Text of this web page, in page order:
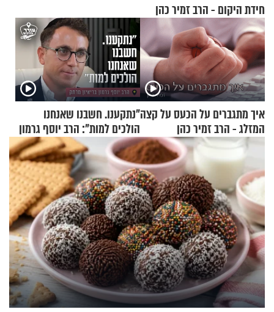
חידת היקום - הרב זמיר כהן
איך מתגברים על הכעס על קצה
המזלג - הרב זמיר כהן
"נתקענו. חשבנו שאנחנו
הולכים למות": הרב יוסף גרמון
בריאיון מרתק